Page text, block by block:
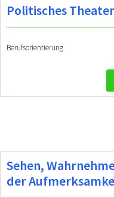
Politisches Theater
Berufsorientierung
Sehen,
der